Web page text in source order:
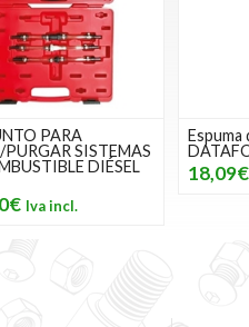
PARA
PURGAR SISTEMAS
DIÉSEL
Espuma
18,09€